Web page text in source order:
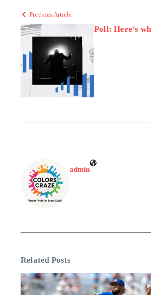
Previous Article
Poll: Here’s
admin
Related Posts